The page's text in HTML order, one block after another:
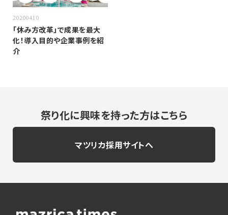
20200410
「休み方改革」で成果を最大
化！導入目的や企業事例を紹
介
祭り化に興味を持った方はこちら
マツリカ採用サイトへ